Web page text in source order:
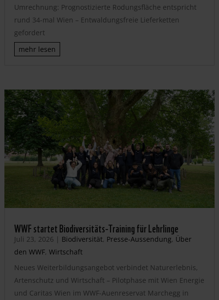
Umrechnung: Prognostizierte Rodungsfläche entspricht
rund 34-mal Wien – Entwaldungsfreie Lieferketten
gefordert
mehr lesen
WWF startet Biodiversitäts-Training für Lehrlinge
Juli 23, 2026 | Biodiversität, Presse-Aussendung, Über
den WWF, Wirtschaft
Neues Weiterbildungsangebot verbindet Naturerlebnis,
Artenschutz und Wirtschaft – Pilotphase mit Wien Energie
und Caritas Wien im WWF-Auenreservat Marchegg in